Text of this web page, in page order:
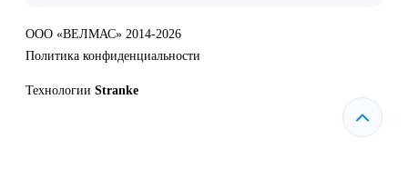
ООО «ВЕЛМАС» 2014-2026
Политика конфиденциальности
Технологии Stranke